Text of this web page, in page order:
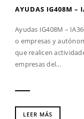
AYUDAS IG408M –
Ayudas IG408M –
o empresas y
que realicen
empresas del...
LEER MÁS